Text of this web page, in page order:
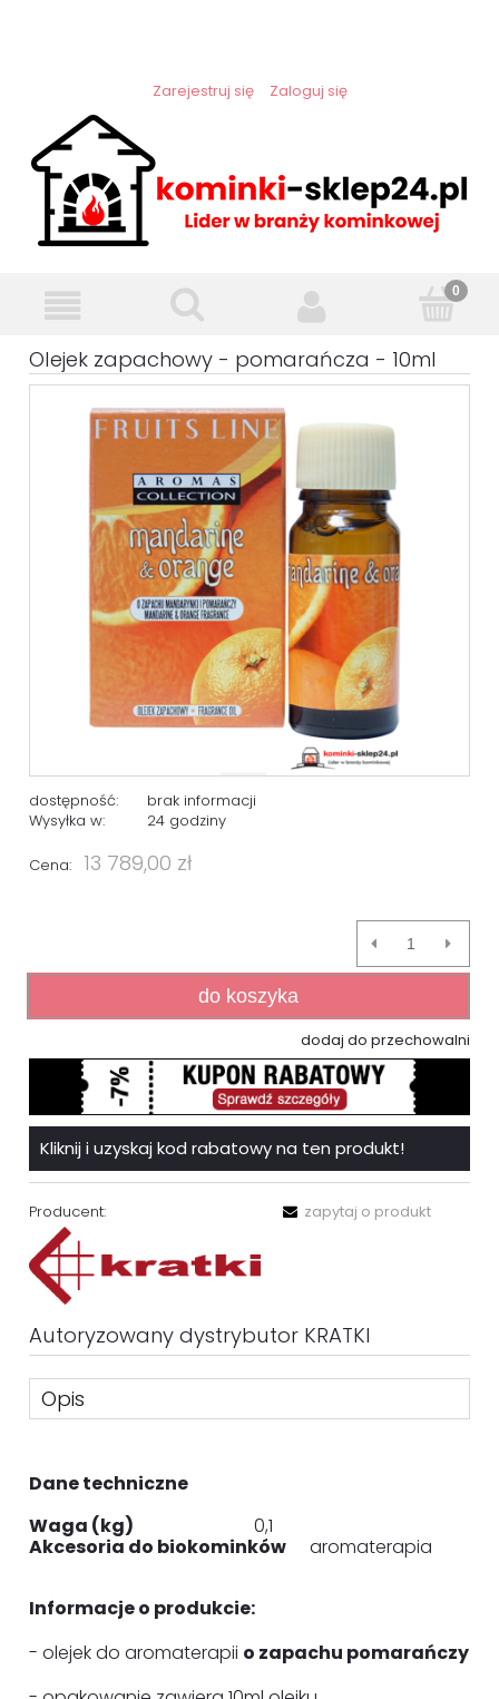
Zarejestruj się Zaloguj się
Olejek zapachowy - pomarańcza - 10ml
dostępność:
brak informacji
Wysyłka w:
24 godziny
Cena: 13 789,00 zł
do koszyka
dodaj do przechowalni
Kliknij i uzyskaj kod rabatowy na ten produkt!
Producent: zapytaj o produkt
Autoryzowany dystrybutor KRATKI
Opis
Dane techniczne
Waga (kg) 0,1
Akcesoria do biokominków aromaterapia
Informacje o produkcie:
- olejek do aromaterapii o zapachu pomarańczy